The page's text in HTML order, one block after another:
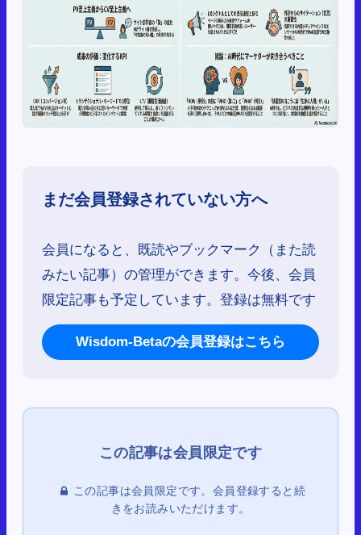
まだ会員登録されていない方へ
会員になると、既読やブックマーク（また読
みたい記事）の管理ができます。今後、会員
限定記事も予定しています。登録は無料です
Wisdom-Betaの会員登録はこちら
この記事は会員限定です。会員登録すると続
きをお読みいただけます。